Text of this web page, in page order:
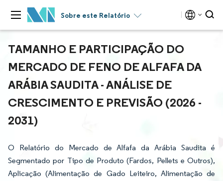
Sobre este Relatório
TAMANHO E PARTICIPAÇÃO DO
MERCADO DE FENO DE ALFAFA DA
ARÁBIA SAUDITA - ANÁLISE DE
CRESCIMENTO E PREVISÃO (2026 -
2031)
O Relatório do Mercado de Alfafa da Arábia Saudita é
Segmentado por Tipo de Produto (Fardos, Pellets e Outros),
Aplicação (Alimentação de Gado Leiteiro, Alimentação de